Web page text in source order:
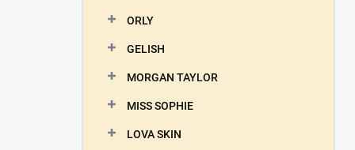
ORLY
GELISH
MORGAN TAYLOR
MISS SOPHIE
LOVA SKIN